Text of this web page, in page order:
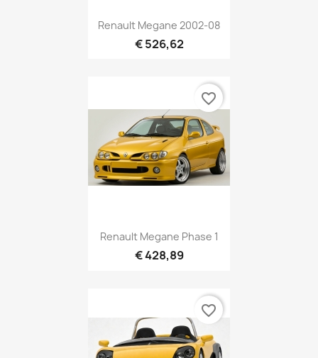
Renault Megane 2002-08
€ 526,62
Renault Megane Phase 1
€ 428,89
favorite_border
favorite_border